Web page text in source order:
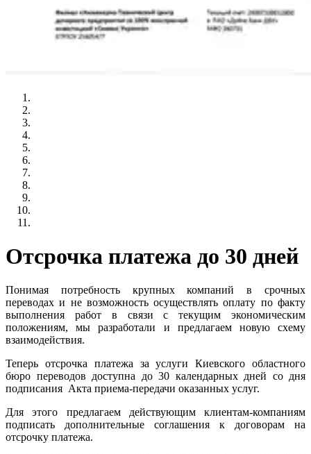
Отсрочка платежа до 30 дней
Понимая потребность крупных компаний в срочных
переводах и не возможность осуществлять оплату по факту
выполнения работ в связи с текущим экономическим
положениям, мы разработали и предлагаем новую схему
взаимодействия.
Теперь отсрочка платежа за услуги Киевского областного
бюро переводов доступна до 30 календарных дней со дня
подписания Акта приема-передачи оказанных услуг.
Для этого предлагаем действующим клиентам-компаниям
подписать дополнительные соглашения к договорам на
отсрочку платежа.